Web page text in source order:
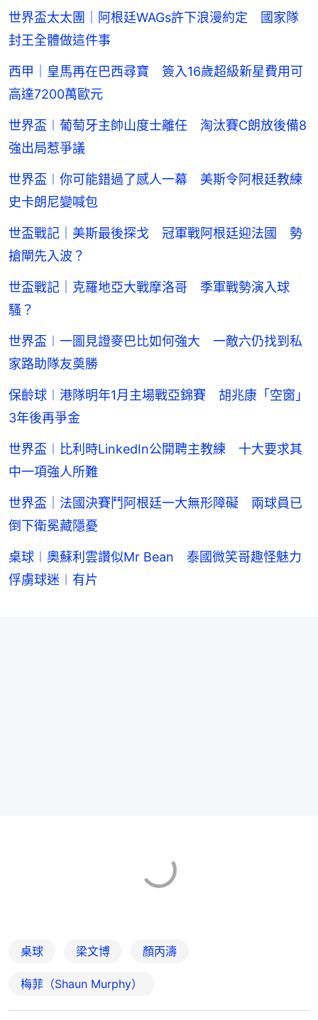
世界盃太太團｜阿根廷WAGs許下浪漫約定 國家隊
封王全體做這件事
西甲｜皇馬再在巴西尋寶 簽入16歲超級新星費用可
高達7200萬歐元
世界盃︱葡萄牙主帥山度士離任 淘汰賽C朗放後備8
強出局惹爭議
世界盃︱你可能錯過了感人一幕 美斯令阿根廷教練
史卡朗尼變喊包
世盃戰記｜美斯最後探戈 冠軍戰阿根廷迎法國 勢
搶閘先入波？
世盃戰記｜克羅地亞大戰摩洛哥 季軍戰勢演入球
騷？
世界盃︱一圖見證麥巴比如何強大 一敵六仍找到私
家路助隊友奠勝
保齡球︱港隊明年1月主場戰亞錦賽 胡兆康「空窗」
3年後再爭金
世界盃︱比利時LinkedIn公開聘主教練 十大要求其
中一項強人所難
世界盃｜法國決賽鬥阿根廷一大無形障礙 兩球員已
倒下衛冕藏隱憂
桌球︱奧蘇利雲讚似Mr Bean 泰國微笑哥趣怪魅力
俘虜球迷︱有片
桌球 梁文博 顏丙濤
梅菲（Shaun Murphy）